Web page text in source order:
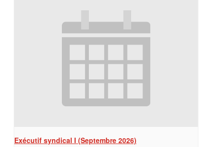
Exécutif syndical I (Septembre 2026)